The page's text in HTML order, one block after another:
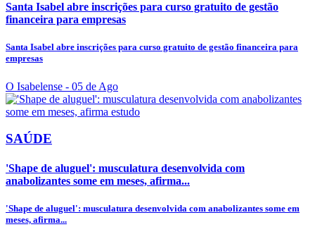
Santa Isabel abre inscrições para curso gratuito de gestão
financeira para empresas
Santa Isabel abre inscrições para curso gratuito de gestão financeira para
empresas
O Isabelense - 05 de Ago
SAÚDE
'Shape de aluguel': musculatura desenvolvida com
anabolizantes some em meses, afirma...
'Shape de aluguel': musculatura desenvolvida com anabolizantes some em
meses, afirma...